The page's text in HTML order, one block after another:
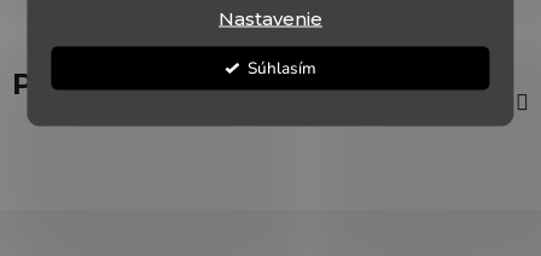
Nastavenie
Súhlasím
Popis